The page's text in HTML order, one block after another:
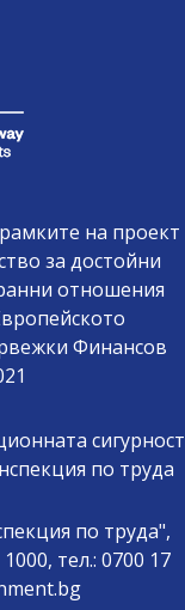
на проект
за достойни
отношения
Финансов
сигурност
по труда
по труда",
тел.: 0700 17